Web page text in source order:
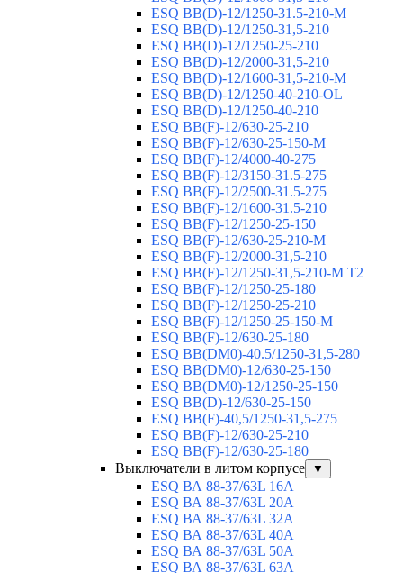
ESQ ВВ(D)-12/1250-31.5-210-М
ESQ ВВ(D)-12/1250-31,5-210
ESQ ВВ(D)-12/1250-25-210
ESQ BB(D)-12/2000-31,5-210
ESQ BB(D)-12/1600-31,5-210-М
ESQ BB(D)-12/1250-40-210-OL
ESQ BB(D)-12/1250-40-210
ESQ ВВ(F)-12/630-25-210
ESQ ВВ(F)-12/630-25-150-М
ESQ ВВ(F)-12/4000-40-275
ESQ ВВ(F)-12/3150-31.5-275
ESQ ВВ(F)-12/2500-31.5-275
ESQ ВВ(F)-12/1600-31.5-210
ESQ ВВ(F)-12/1250-25-150
ESQ BB(F)-12/630-25-210-М
ESQ BB(F)-12/2000-31,5-210
ESQ BB(F)-12/1250-31,5-210-М T2
ESQ BB(F)-12/1250-25-180
ESQ ВВ(F)-12/1250-25-210
ESQ ВВ(F)-12/1250-25-150-М
ESQ BB(F)-12/630-25-180
ESQ ВВ(DM0)-40.5/1250-31,5-280
ESQ ВВ(DM0)-12/630-25-150
ESQ ВВ(DM0)-12/1250-25-150
ESQ BB(D)-12/630-25-150
ESQ ВВ(F)-40,5/1250-31,5-275
ESQ ВВ(F)-12/630-25-210
ESQ ВВ(F)-12/630-25-180
Выключатели в литом корпусе
▼
ESQ ВА 88-37/63L 16A
ESQ ВА 88-37/63L 20A
ESQ ВА 88-37/63L 32A
ESQ ВА 88-37/63L 40A
ESQ ВА 88-37/63L 50A
ESQ ВА 88-37/63L 63A